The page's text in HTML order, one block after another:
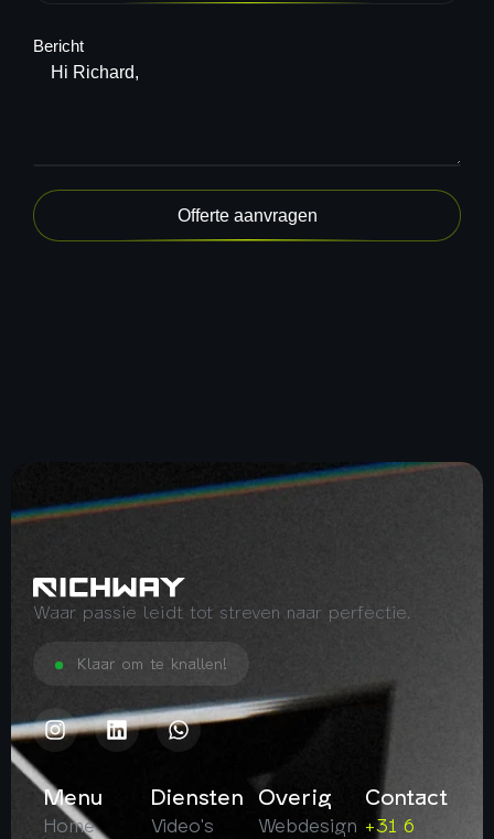
Bericht
Offerte aanvragen
Waar passie leidt tot streven naar perfectie.
Klaar om te knallen!
Menu
Home
Diensten
Video's
Overig
Webdesign
Contact
+31 6